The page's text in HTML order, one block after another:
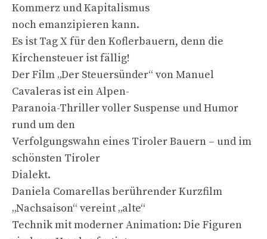
Kommerz und Kapitalismus
noch emanzipieren kann.
Es ist Tag X für den Koflerbauern, denn die
Kirchensteuer ist fällig!
Der Film „Der Steuersünder“ von Manuel
Cavaleras ist ein Alpen-
Paranoia-Thriller voller Suspense und Humor
rund um den
Verfolgungswahn eines Tiroler Bauern – und im
schönsten Tiroler
Dialekt.
Daniela Comarellas berührender Kurzfilm
„Nachsaison“ vereint „alte“
Technik mit moderner Animation: Die Figuren